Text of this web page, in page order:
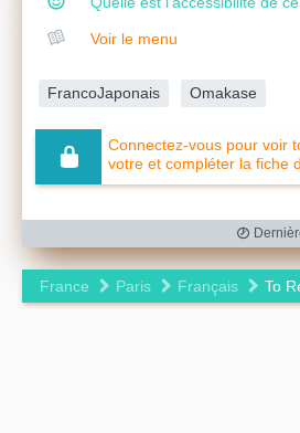
Voir le menu
FrancoJaponais Omakase
Connectez-vous pour voir
votre et compléter la fiche
France Paris Français To